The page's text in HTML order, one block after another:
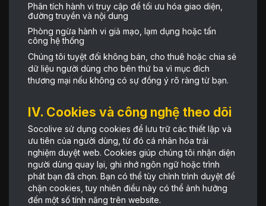
Phân tích hành vi truy cập để tối ưu hóa giao diện,
đường truyền và nội dung
Phòng ngừa hành vi giả mạo, lạm dụng hoặc tấn
công hệ thống
Chúng tôi tuyệt đối không bán, cho thuê hoặc chia sẻ
dữ liệu người dùng cho bên thứ ba vì mục đích
thương mại nếu không có sự đồng ý rõ ràng từ bạn.
IV. Cookies và công nghệ theo dõi
Socolive sử dụng cookies để lưu trữ các thiết lập và
ưu tiên của người dùng, từ đó cá nhân hóa trải
nghiệm duyệt web. Cookies giúp chúng tôi nhận diện
người dùng quay lại, ghi nhớ ngôn ngữ hoặc trình
phát bạn đã chọn. Bạn có thể tùy chỉnh trình duyệt để
chặn cookies, tuy nhiên điều này có thể ảnh hưởng
đến một số tính năng trên website.